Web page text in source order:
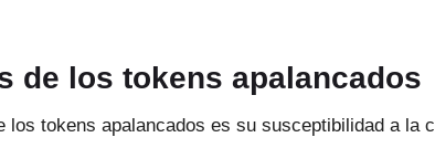
de los tokens apalancados
los tokens apalancados es su susceptibilidad a la